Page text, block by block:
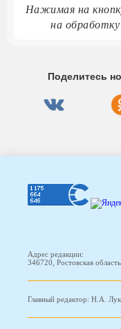
Нажимая на
на
Поделитесь
Адрес редакции:
346720, Ростовская
Главный редактор: Н.А.